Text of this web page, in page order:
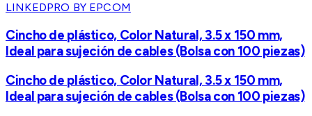
LINKEDPRO BY EPCOM
Cincho de plástico, Color Natural, 3.5 x 150 mm,
Ideal para sujeción de cables (Bolsa con 100 piezas)
Cincho de plástico, Color Natural, 3.5 x 150 mm,
Ideal para sujeción de cables (Bolsa con 100 piezas)